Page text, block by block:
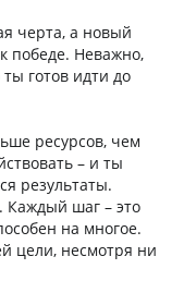
черта, а новый
победе. Неважно,
готов идти до
ресурсов, чем
– и ты
результаты.
Каждый шаг – это
на многое.
цели, несмотря ни